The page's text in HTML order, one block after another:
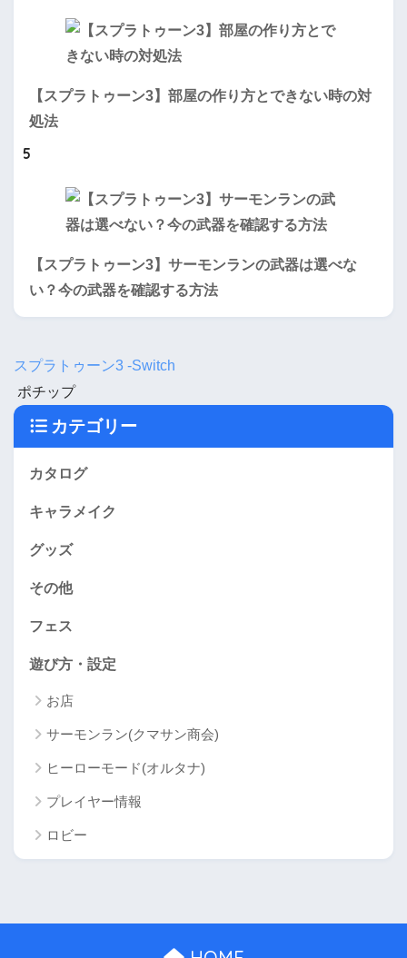
【スプラトゥーン3】部屋の作り方とできない時の対
処法
5
【スプラトゥーン3】サーモンランの武器は選べな
い？今の武器を確認する方法
スプラトゥーン3 -Switch
ポチップ
カテゴリー
カタログ
キャラメイク
グッズ
その他
フェス
遊び方・設定
お店
サーモンラン(クマサン商会)
ヒーローモード(オルタナ)
プレイヤー情報
ロビー